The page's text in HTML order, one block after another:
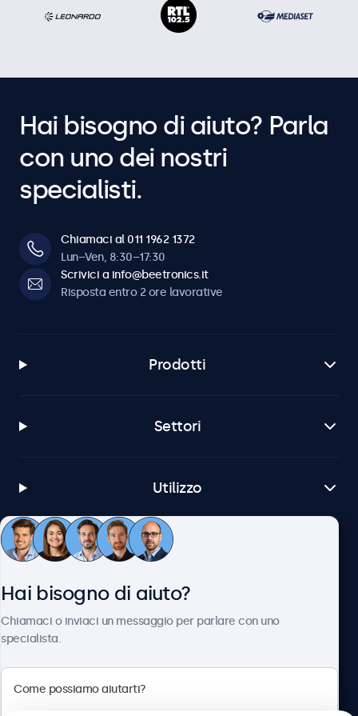
Hai bisogno di aiuto? Parla
con uno dei nostri
specialisti.
Chiamaci al 011 1962 1372
Lun–Ven, 8:30–17:30
Scrivici a info@beetronics.it
Risposta entro 2 ore lavorative
Prodotti
Settori
Utilizzo
Servizio Clienti
Hai bisogno di aiuto?
Chiamaci o inviaci un messaggio per parlare con uno
specialista.